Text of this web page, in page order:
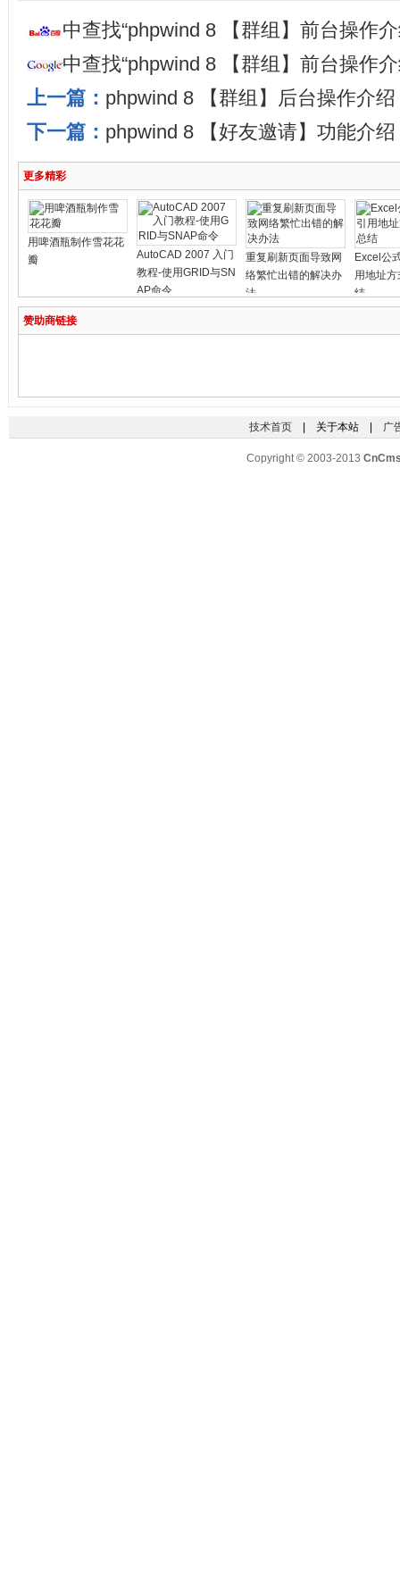
中查找“phpwind 8 【群组】前台操作
中查找“phpwind 8 【群组】前台操作
上一篇： phpwind 8 【群组】后台操作介绍
下一篇： phpwind 8 【好友邀请】功能介绍
更多精彩
用啤酒瓶制作雪花花
瓣
AutoCAD 2007 入门
教程-使用GRID与SN
AP命令
重复刷新页面导致网
络繁忙出错的解决办
法
Excel公
用地址
结
赞助商链接
技术首页| 关于本站 | 广
Copyright © 2003-2013